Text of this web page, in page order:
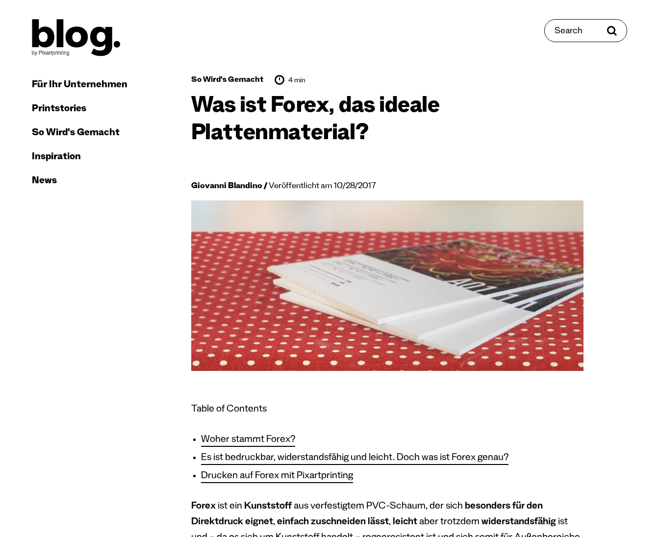
Für Ihr Unternehmen
Printstories
So Wird's Gemacht
Inspiration
News
Search
So Wird's Gemacht 4 min
Was ist Forex, das ideale
Plattenmaterial?
Giovanni Blandino Veröffentlicht am 10/28/2017
Table of Contents
Woher stammt Forex?
Es ist bedruckbar, widerstandsfähig und leicht. Doch was ist Forex genau?
Drucken auf Forex mit Pixartprinting
Forexist ein Kunststoffaus verfestigtem PVC-Schaum, der sich besonders für den
Direktdruck eignet, einfach zuschneiden lässt, leichtaber trotzdem widerstandsfähigist